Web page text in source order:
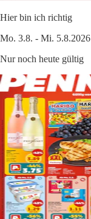
Hier bin ich richtig
Mo. 3.8. - Mi. 5.8.2026
Nur noch heute gültig